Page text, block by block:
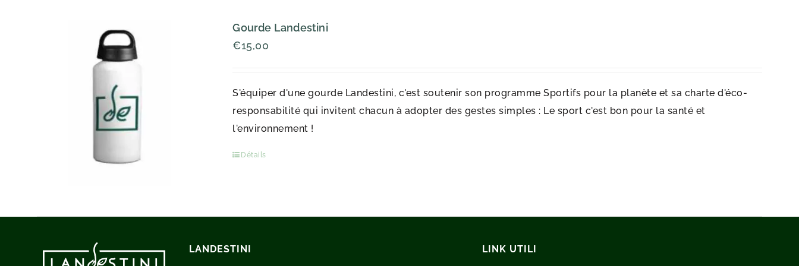
Gourde Landestini
€15,00
S'équiper d'une gourde Landestini, c'est soutenir son programme Sportifs pour la planète et sa charte d'éco-
responsabilité qui invitent chacun à adopter des gestes simples : Le sport c'est bon pour la santé et
l'environnement !
Détails
LANDESTINI LINK UTILI